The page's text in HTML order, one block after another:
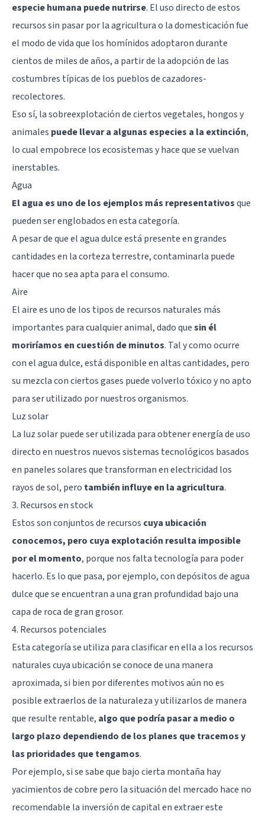
especie humana puede nutrirse. El uso directo de estos
recursos sin pasar por la agricultura o la domesticación fue
el modo de vida que los homínidos adoptaron durante
cientos de miles de años, a partir de la adopción de las
costumbres típicas de los pueblos de cazadores-
recolectores.
Eso sí, la sobreexplotación de ciertos vegetales, hongos y
animales puede llevar a algunas especies a la extinción,
lo cual empobrece los ecosistemas y hace que se vuelvan
inerstables.
Agua
El agua es uno de los ejemplos más representativosque
pueden ser englobados en esta categoría.
A pesar de que el agua dulce está presente en grandes
cantidades en la corteza terrestre, contaminarla puede
hacer que no sea apta para el consumo.
Aire
El aire es uno de los tipos de recursos naturales más
importantes para cualquier animal, dado quesin él
moriríamos en cuestión de minutos. Tal y como ocurre
con el agua dulce, está disponible en altas cantidades, pero
su mezcla con ciertos gases puede volverlo tóxico y no apto
para ser utilizado por nuestros organismos.
Luz solar
La luz solar puede ser utilizada para obtener energía de uso
directo en nuestros nuevos sistemas tecnológicos basados
en paneles solares que transforman en electricidad los
rayos de sol, pero también influye en la agricultura.
3. Recursos en stock
Estos son conjuntos de recursos cuya ubicación
conocemos, pero cuya explotación resulta imposible
por el momento, porque nos falta tecnología para poder
hacerlo. Es lo que pasa, por ejemplo, con depósitos de agua
dulce que se encuentran a una gran profundidad bajo una
capa de roca de gran grosor.
4. Recursos potenciales
Esta categoría se utiliza para clasificar en ella a los recursos
naturales cuya ubicación se conoce de una manera
aproximada, si bien por diferentes motivos aún no es
posible extraerlos de la naturaleza y utilizarlos de manera
que resulte rentable, algo que podría pasar a medio o
largo plazo dependiendo de los planes que tracemos y
las prioridades que tengamos.
Por ejemplo, si se sabe que bajo cierta montaña hay
yacimientos de cobre pero la situación del mercado hace no
recomendable la inversión de capital en extraer este